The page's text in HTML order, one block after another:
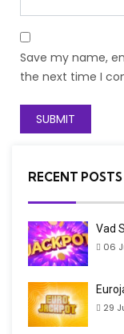
Save my name,
the next time I
RECENT POSTS
Vad
06
29